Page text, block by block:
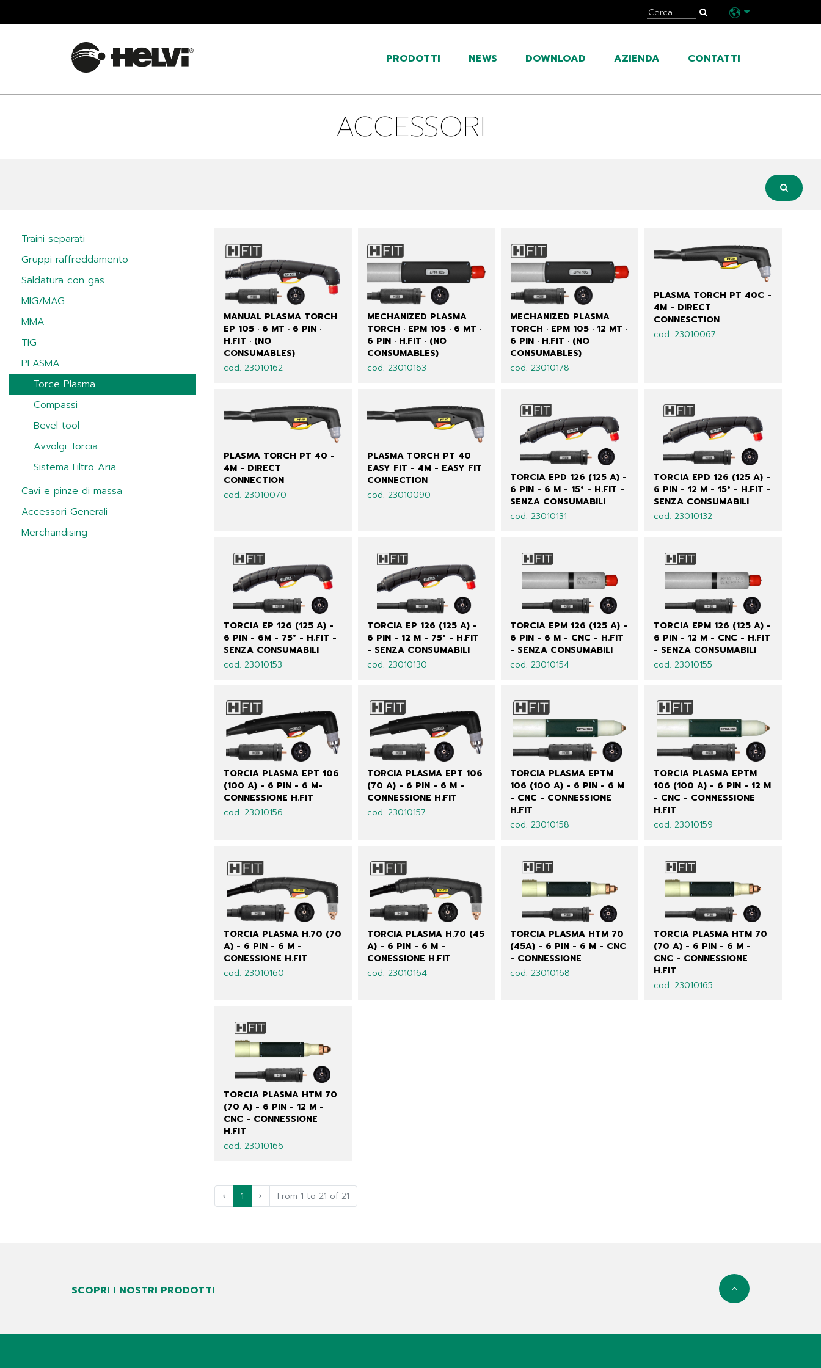
PRODOTTI NEWS DOWNLOAD AZIENDA CONTATTI
ACCESSORI
Traini separati
Gruppi raffreddamento
Saldatura con gas
MIG/MAG
MMA
TIG
PLASMA
Torce Plasma
Compassi
Bevel tool
Avvolgi Torcia
Sistema Filtro Aria
Cavi e pinze di massa
Accessori Generali
Merchandising
MANUAL PLASMA TORCH
EP 105 · 6 MT · 6 PIN ·
H.FIT · (NO
CONSUMABLES)
cod. 23010162
MECHANIZED PLASMA
TORCH · EPM 105 · 6 MT ·
6 PIN · H.FIT · (NO
CONSUMABLES)
cod. 23010163
MECHANIZED PLASMA
TORCH · EPM 105 · 12 MT ·
6 PIN · H.FIT · (NO
CONSUMABLES)
cod. 23010178
PLASMA TORCH PT 40C -
4M - DIRECT
CONNESCTION
cod. 23010067
PLASMA TORCH PT 40 -
4M - DIRECT
CONNECTION
cod. 23010070
PLASMA TORCH PT 40
EASY FIT - 4M - EASY FIT
CONNECTION
cod. 23010090
TORCIA EPD 126 (125 A) -
6 PIN - 6 M - 15° - H.FIT -
SENZA CONSUMABILI
cod. 23010131
TORCIA EPD 126 (125 A) -
6 PIN - 12 M - 15° - H.FIT -
SENZA CONSUMABILI
cod. 23010132
TORCIA EP 126 (125 A) -
6 PIN - 6M - 75° - H.FIT -
SENZA CONSUMABILI
cod. 23010153
TORCIA EP 126 (125 A) -
6 PIN - 12 M - 75° - H.FIT
- SENZA CONSUMABILI
cod. 23010130
TORCIA EPM 126 (125 A) -
6 PIN - 6 M - CNC - H.FIT
- SENZA CONSUMABILI
cod. 23010154
TORCIA EPM 126 (125 A) -
6 PIN - 12 M - CNC - H.FIT
- SENZA CONSUMABILI
cod. 23010155
TORCIA PLASMA EPT 106
(100 A) - 6 PIN - 6 M-
CONNESSIONE H.FIT
cod. 23010156
TORCIA PLASMA EPT 106
(70 A) - 6 PIN - 6 M -
CONNESSIONE H.FIT
cod. 23010157
TORCIA PLASMA EPTM
106 (100 A) - 6 PIN - 6 M
- CNC - CONNESSIONE
H.FIT
cod. 23010158
TORCIA PLASMA EPTM
106 (100 A) - 6 PIN - 12 M
- CNC - CONNESSIONE
H.FIT
cod. 23010159
TORCIA PLASMA H.70 (70
A) - 6 PIN - 6 M -
CONESSIONE H.FIT
cod. 23010160
TORCIA PLASMA H.70 (45
A) - 6 PIN - 6 M -
CONESSIONE H.FIT
cod. 23010164
TORCIA PLASMA HTM 70
(45A) - 6 PIN - 6 M - CNC
- CONNESSIONE
cod. 23010168
TORCIA PLASMA HTM 70
(70 A) - 6 PIN - 6 M -
CNC - CONNESSIONE
H.FIT
cod. 23010165
TORCIA PLASMA HTM 70
(70 A) - 6 PIN - 12 M -
CNC - CONNESSIONE
H.FIT
cod. 23010166
‹ 1 › From 1 to 21 of 21
SCOPRI I NOSTRI PRODOTTI